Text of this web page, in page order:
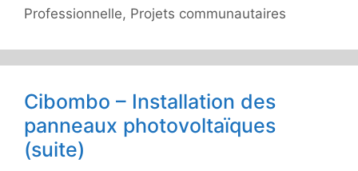
Professionnelle, Projets communautaires
Cibombo – Installation des
panneaux photovoltaïques
(suite)